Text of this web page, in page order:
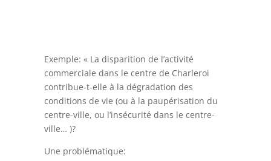
Exemple: « La disparition de l’activité
commerciale dans le centre de Charleroi
contribue-t-elle à la dégradation des
conditions de vie (ou à la paupérisation du
centre-ville, ou l’insécurité dans le centre-
ville… )?
Une problématique: